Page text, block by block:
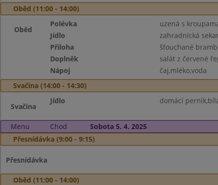
Oběd (11:00 - 14:00)
Oběd
Polévka
uzená s
Jídlo
zahradnícká
Příloha
šťouchané
Doplněk
salát z červené
Nápoj
čaj,mléko,voda
Svačina (14:00 - 14:30)
Svačina
Jídlo domácí
Menu Chod
Sobota 5. 4. 2025
Přesnídávka (9:00 - 9:15)
Přesnídávka
Oběd (11:00 - 14:00)